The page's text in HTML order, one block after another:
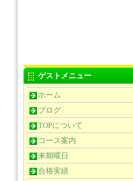
ゲストメニュー
ホーム
ブログ
TOPについて
コース案内
来期曜日
合格実績